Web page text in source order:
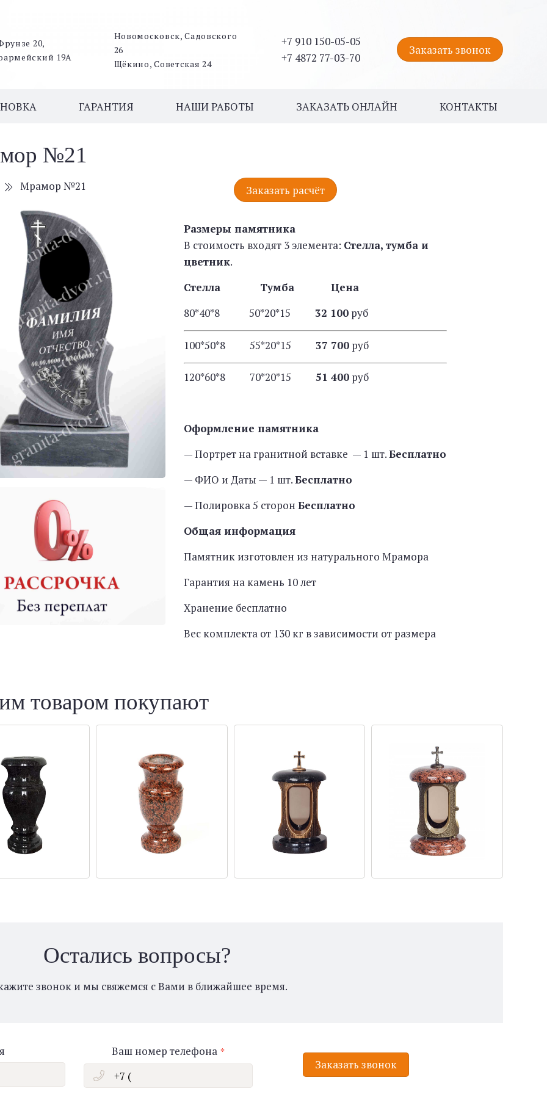
20,
19А
Новомосковск, Садовского
26
Щёкино, Советская 24
+7 910 150-05-05
+7 4872 77-03-70
Заказать звонок
ГАРАНТИЯ НАШИ РАБОТЫ ЗАКАЗАТЬ ОНЛАЙН КОНТАКТЫ
№21
Мрамор №21 Заказать расчёт
Размеры памятника
В стоимость входят 3 элемента: Стелла, тумба и
цветник.
Стелла Тумба Цена
80*40*8 50*20*15 32 100руб
100*50*8 55*20*15 37 700руб
120*60*8 70*20*15 51 400руб
Оформление памятника
— Портрет на гранитной вставке — 1 шт.Бесплатно
— ФИО и Даты — 1 шт.Бесплатно
— Полировка 5 сторон Бесплатно
Общая информация
Памятник изготовлен из натурального Мрамора
Гарантия на камень 10 лет
Хранение бесплатно
Вес комплекта от 130 кг в зависимости от размера
товаром покупают
Остались вопросы?
звонок и мы свяжемся с Вами в ближайшее время.
Ваш номер телефона
Заказать звонок